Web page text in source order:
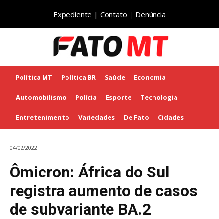
Expediente | Contato | Denúncia
Política MT Política BR Saúde Economia
Automobilismo Polícia Esporte Tecnologia
Entretenimento Variedades De Fato Cidades
04/02/2022
Ômicron: África do Sul
registra aumento de casos
de subvariante BA.2